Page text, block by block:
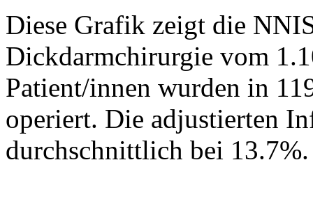
Diese Grafik zeigt die
Dickdarmchirurgie vom
Patient/innen wurden in
operiert. Die adjustierten
durchschnittlich bei 13.7%.